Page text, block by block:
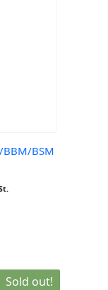
BBM/BSM
Sold out!